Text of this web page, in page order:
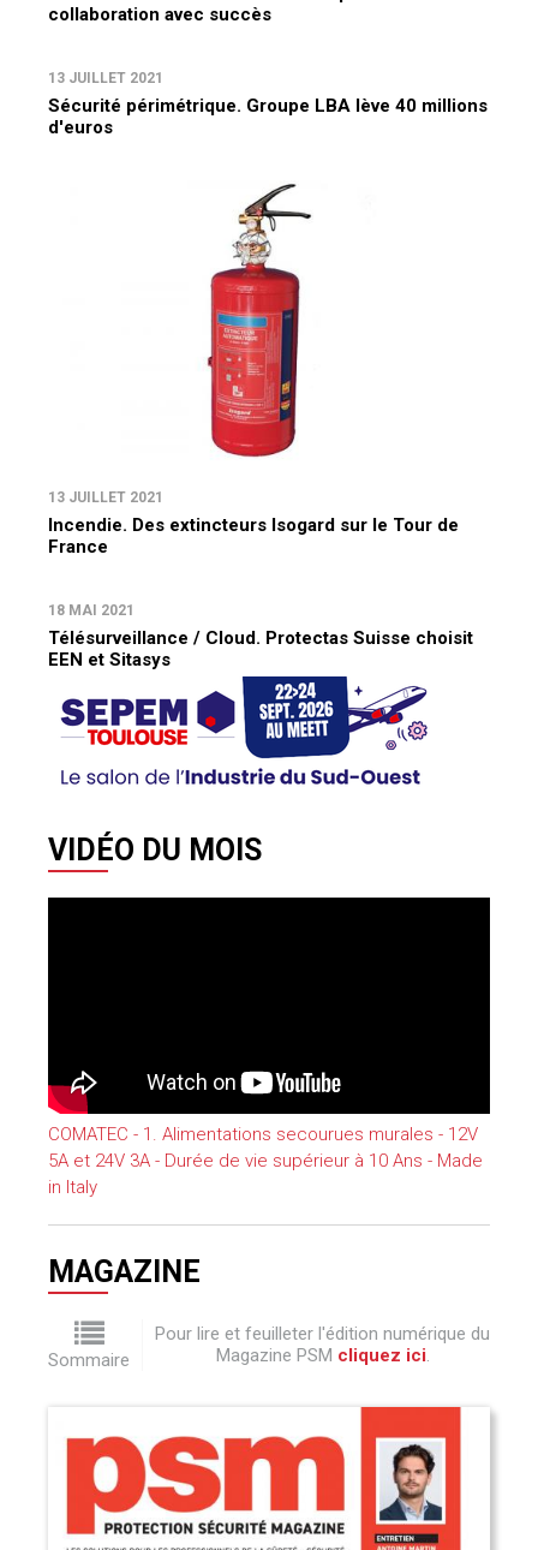
collaboration avec succès
13 JUILLET 2021
Sécurité périmétrique. Groupe LBA lève 40 millions
d'euros
13 JUILLET 2021
Incendie. Des extincteurs Isogard sur le Tour de
France
18 MAI 2021
Télésurveillance / Cloud. Protectas Suisse choisit
EEN et Sitasys
VIDÉO DU MOIS
COMATEC - 1. Alimentations secourues murales - 12V
5A et 24V 3A - Durée de vie supérieur à 10 Ans - Made
in Italy
MAGAZINE
Sommaire
Pour lire et feuilleter l'édition numérique du
Magazine PSM cliquez ici.